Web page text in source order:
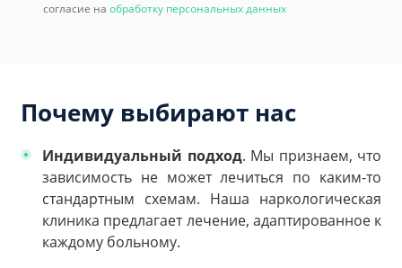
согласие на обработку персональных данных
Почему выбирают нас
Индивидуальный подход. Мы признаем, что
зависимость не может лечиться по каким-то
стандартным схемам. Наша наркологическая
клиника предлагает лечение, адаптированное к
каждому больному.